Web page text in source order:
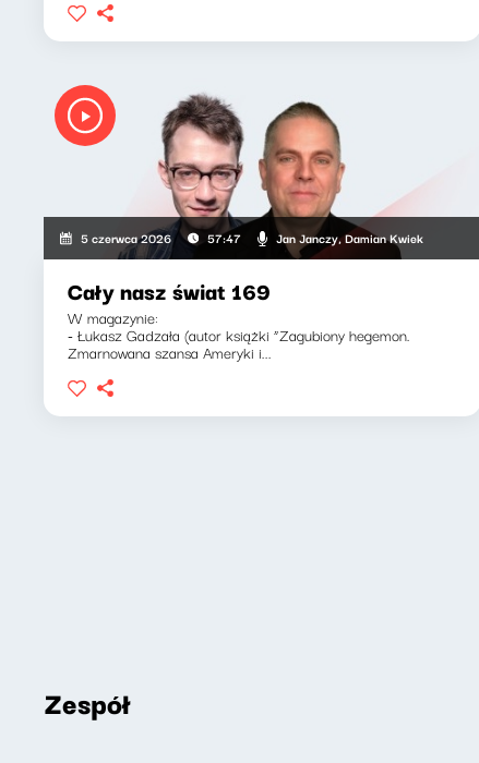
5 czerwca 2026 57:47 Jan Janczy, Damian Kwiek
Cały nasz świat 169
W magazynie:
- Łukasz Gadzała (autor książki “Zagubiony hegemon.
Zmarnowana szansa Ameryki i...
Zespół